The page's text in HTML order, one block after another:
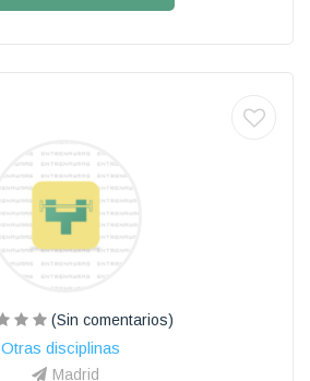
(Sin comentarios)
Otras disciplinas
Madrid